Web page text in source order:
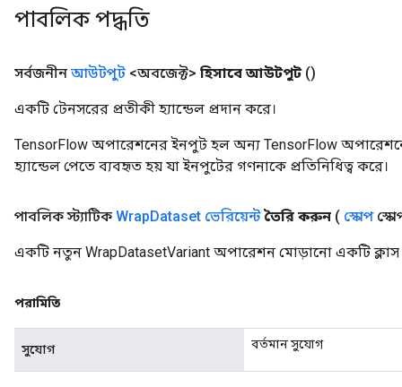
পাবলিক পদ্ধতি
সর্বজনীন আউটপুট <অবজেক্ট> হিসাবে আউটপুট ()
একটি টেনসরের প্রতীকী হ্যান্ডেল প্রদান করে।
TensorFlow অপারেশনের ইনপুট হল অন্য TensorFlow
হ্যান্ডেল পেতে ব্যবহৃত হয় যা ইনপুটের গণনাকে প্রতিনিধিত্ব করে।
পাবলিক স্ট্যাটিক WrapDataset ভেরিয়েন্ট তৈরি করুন ( স্কোপ
একটি নতুন WrapDatasetVariant অপারেশন মোড়ানো একটি ক্লাস
পরামিতি
সুযোগ বর্তমান সুযোগ